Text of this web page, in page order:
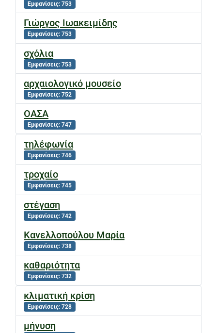
Εμφανίσεις: 753
Γιώργος Ιωακειμίδης
Εμφανίσεις: 753
σχόλια
Εμφανίσεις: 753
αρχαιολογικό μουσείο
Εμφανίσεις: 752
ΟΑΣΑ
Εμφανίσεις: 747
τηλέφωνία
Εμφανίσεις: 746
τροχαίο
Εμφανίσεις: 745
στέγαση
Εμφανίσεις: 742
Κανελλοπούλου Μαρία
Εμφανίσεις: 738
καθαριότητα
Εμφανίσεις: 732
κλιματική κρίση
Εμφανίσεις: 728
μήνυση